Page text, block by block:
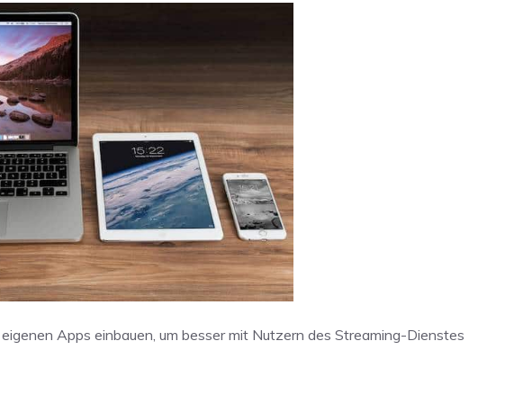
Apps einbauen, um besser mit Nutzern des Streaming-Dienstes